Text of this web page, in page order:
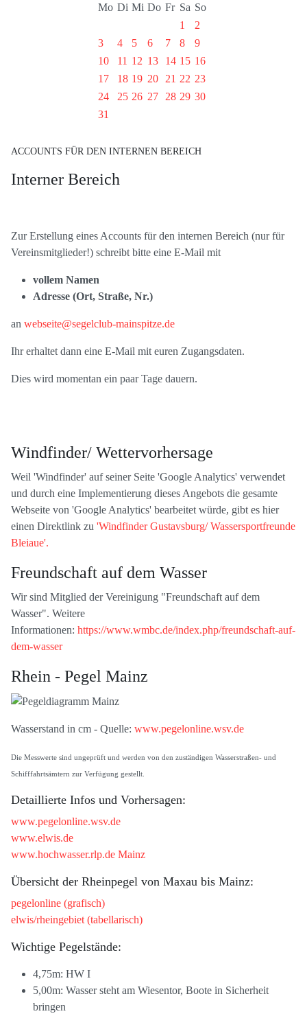
Mo Di Mi Do Fr Sa So
1
2
3
4 5 6 7 8
9
10
11 12 13 14 15 16
17
18 19 20 21 22 23
24
25 26 27 28 29 30
31
ACCOUNTS FÜR DEN INTERNEN BEREICH
Interner Bereich
Zur Erstellung eines Accounts für den internen Bereich (nur für
Vereinsmitglieder!) schreibt bitte eine E-Mail mit
vollem Namen
Adresse (Ort, Straße, Nr.)
an webseite@segelclub-mainspitze.de
Ihr erhaltet dann eine E-Mail mit euren Zugangsdaten.
Dies wird momentan ein paar Tage dauern.
Windfinder/ Wettervorhersage
Weil 'Windfinder' auf seiner Seite 'Google Analytics' verwendet
und durch eine Implementierung dieses Angebots die gesamte
Webseite von 'Google Analytics' bearbeitet würde, gibt es hier
einen Direktlink zu 'Windfinder Gustavsburg/ Wassersportfreunde
Bleiaue'.
Freundschaft auf dem Wasser
Wir sind Mitglied der Vereinigung "Freundschaft auf dem
Wasser". Weitere
Informationen: https://www.wmbc.de/index.php/freundschaft-auf-
dem-wasser
Rhein - Pegel Mainz
Wasserstand in cm - Quelle: www.pegelonline.wsv.de
Die Messwerte sind ungeprüft und werden von den zuständigen Wasserstraßen- und
Schifffahrtsämtern zur Verfügung gestellt.
Detaillierte Infos und Vorhersagen:
www.pegelonline.wsv.de
www.elwis.de
www.hochwasser.rlp.de Mainz
Übersicht der Rheinpegel von Maxau bis Mainz:
pegelonline (grafisch)
elwis/rheingebiet (tabellarisch)
Wichtige Pegelstände:
4,75m: HW I
5,00m: Wasser steht am Wiesentor, Boote in Sicherheit
bringen